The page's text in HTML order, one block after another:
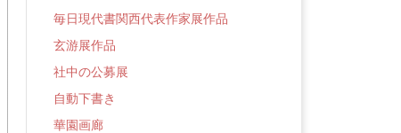
毎日現代書関西代表作家展作品
玄游展作品
社中の公募展
自動下書き
華園画廊